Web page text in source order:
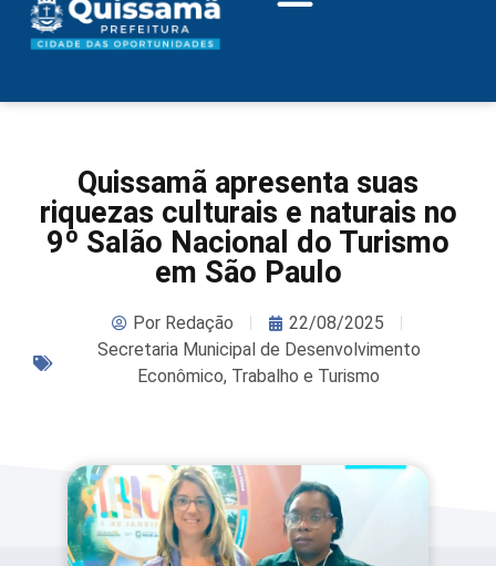
Quissamã apresenta suas
riquezas culturais e naturais no
9º Salão Nacional do Turismo
em São Paulo
PorRedação
22/08/2025
Secretaria Municipal de Desenvolvimento
Econômico, Trabalho e Turismo